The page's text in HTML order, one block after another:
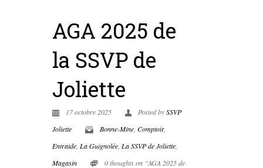
AGA 2025 de
la SSVP de
Joliette
17 octobre 2025 Posted bySSVP
Joliette
Bonne-Mine Comptoir,
Entraide La Guignolée La SSVP de Joliette
Magasin
0 thoughts on “AGA 2025 de